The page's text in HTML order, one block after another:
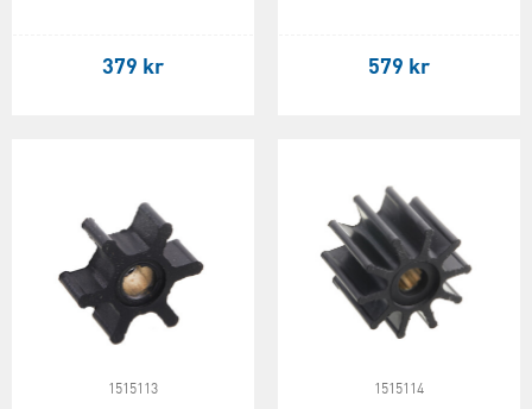
379 kr 579 kr
1515113 1515114